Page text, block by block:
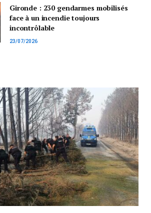
Gironde : 230 gendarmes mobilisés
face à un incendie toujours
incontrôlable
23/07/2026